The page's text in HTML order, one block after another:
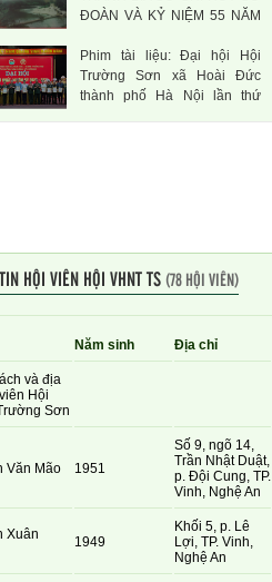
ĐOÀN VÀ KỶ NIỆM 55 NĂM
ANH HÙNG
Phim tài liệu: Đại hội Hội
Trường Sơn xã Hoài Đức
thành phố Hà Nội lần thứ
HỘI VIÊN HỘI VHNT TS(78 HỘI VIÊN)
Năm sinh Địa chỉ
và địa
Hội
Sơn
Văn Mão 1951
Số 9, ngõ 14,
Trần Nhật Duật,
p. Đội Cung, TP.
Vinh, Nghệ An
Xuân
1949
Khối 5, p. Lê
Lợi, TP. Vinh,
Nghệ An